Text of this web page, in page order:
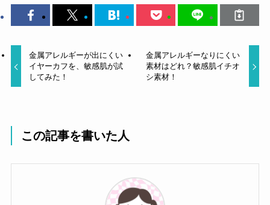
金属アレルギーが出にくい
イヤーカフを、敏感肌が試
してみた！
金属アレルギーなりにくい
素材はどれ？敏感肌イチオ
シ素材！
この記事を書いた人